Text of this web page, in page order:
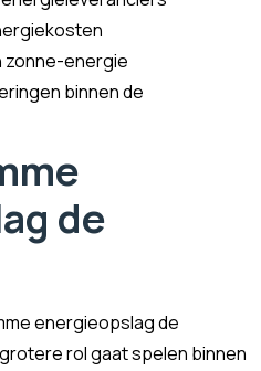
zonne-energie
binnen de
de
energieopslag de
rol gaat spelen binnen